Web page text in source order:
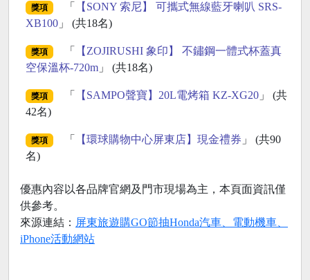
獎項 「
【SONY 索尼】 可攜式無線藍牙喇叭 SRS-
XB100 」 (共18名)
獎項 「
【ZOJIRUSHI 象印】 不鏽鋼一體式杯蓋真
空保溫杯-720m 」 (共18名)
獎項 「 【SAMPO聲寶】20L電烤箱 KZ-XG20」 (共
42名)
獎項 「 【環球購物中心屏東店】現金禮券 」 (共90
名)
優惠內容以各品牌官網及門市現場為主，本頁面資訊僅
供參考。
來源連結： 屏東旅遊購GO節抽Honda汽車、電動機車、
iPhone活動網站